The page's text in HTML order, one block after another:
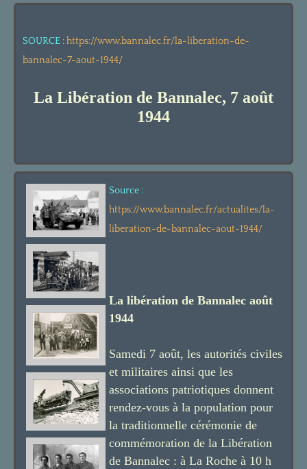
SOURCE : https://www.bannalec.fr/la-liberation-de-
bannalec-7-aout-1944/
La Libération de Bannalec, 7 août
1944
Source :
https://www.bannalec.fr/actualites/la-
liberation-de-bannalec-aout-1944/
La libération de Bannalec août
1944
Samedi 7 août, les autorités civiles
et militaires ainsi que les
associations patriotiques donnent
rendez-vous à la population pour
la traditionnelle cérémonie de
commémoration de la Libération
de Bannalec : à La Roche à 10 h